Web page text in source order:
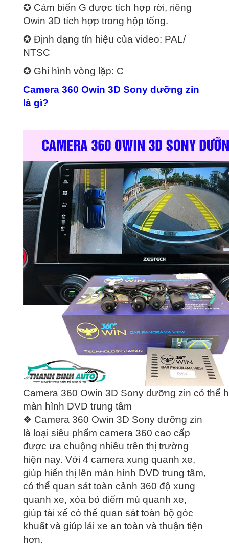
✪ Cảm biến G được tích hợp rời, riêng
Owin 3D tích hợp trong hộp tổng.
✪ Định dạng tín hiệu của video: PAL/
NTSC
✪ Ghi hình vòng lặp: C
Camera 360 Owin 3D Sony dưỡng zin
là gì?
Camera 360 Owin 3D Sony dưỡng zin có thể
màn hình DVD trung tâm
❖ Camera 360 Owin 3D Sony dưỡng zin
là loại siêu phẩm camera 360 cao cấp
được ưa chuộng nhiều trên thị trường
hiện nay. Với 4 camera xung quanh xe,
giúp hiển thị lên màn hình DVD trung tâm,
có thể quan sát toàn cảnh 360 độ xung
quanh xe, xóa bỏ điểm mù quanh xe,
giúp tài xế có thể quan sát toàn bộ góc
khuất và giúp lái xe an toàn và thuận tiện
hơn.